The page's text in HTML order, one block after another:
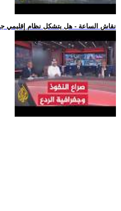
.. نقاش الساعة - هل يتشكل نظام إقليمي